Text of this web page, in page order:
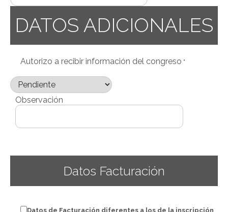
DATOS ADICIONALES
Autorizo a recibir información del congreso *
Observación
Datos Facturación
Datos de Facturación diferentes a los de la inscripción